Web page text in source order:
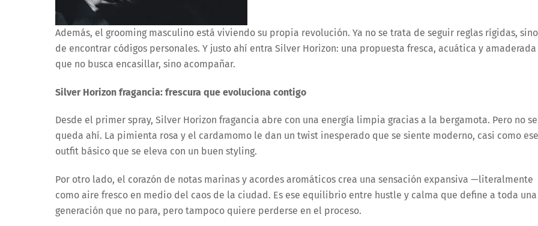
Además, el grooming masculino está viviendo su propia revolución. Ya no se trata de seguir reglas rígidas, sino
de encontrar códigos personales. Y justo ahí entra Silver Horizon: una propuesta fresca, acuática y amaderada
que no busca encasillar, sino acompañar.
Silver Horizon fragancia: frescura que evoluciona contigo
Desde el primer spray, Silver Horizon fragancia abre con una energía limpia gracias a la bergamota. Pero no se
queda ahí. La pimienta rosa y el cardamomo le dan un twist inesperado que se siente moderno, casi como ese
outfit básico que se eleva con un buen styling.
Por otro lado, el corazón de notas marinas y acordes aromáticos crea una sensación expansiva —literalmente
como aire fresco en medio del caos de la ciudad. Es ese equilibrio entre hustle y calma que define a toda una
generación que no para, pero tampoco quiere perderse en el proceso.